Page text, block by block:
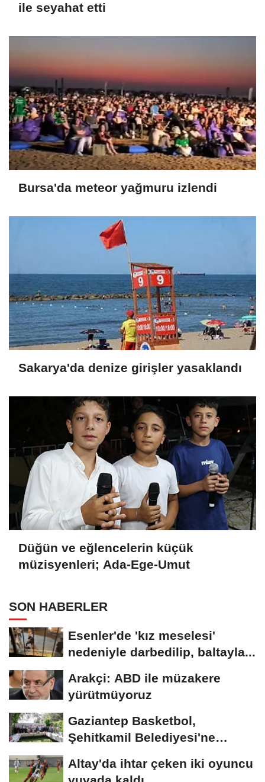
ile seyahat etti
Bursa'da meteor yağmuru izlendi
Sakarya'da denize girişler yasaklandı
Düğün ve eğlencelerin küçük
müzisyenleri; Ada-Ege-Umut
SON HABERLER
Esenler'de 'kız meselesi'
nedeniyle darbedilip, baltayla...
Arakçi: ABD ile müzakere
yürütmüyoruz
Gaziantep Basketbol,
Şehitkamil Belediyesi'ne
Altay'da ihtar çeken iki oyuncu